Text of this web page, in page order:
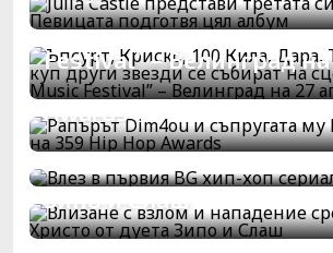
събират на сцената на
Festival” – Велинград
Рапърът Dim4ou и
Веси – водещи на 359
Awards
Влез в първия BG хип-
Влизане с взлом и
срещу рапъра Христо
Зипо и Слаш
Ексклузивно!
Касъл показа гърди в
клип към „Bad B*tch“